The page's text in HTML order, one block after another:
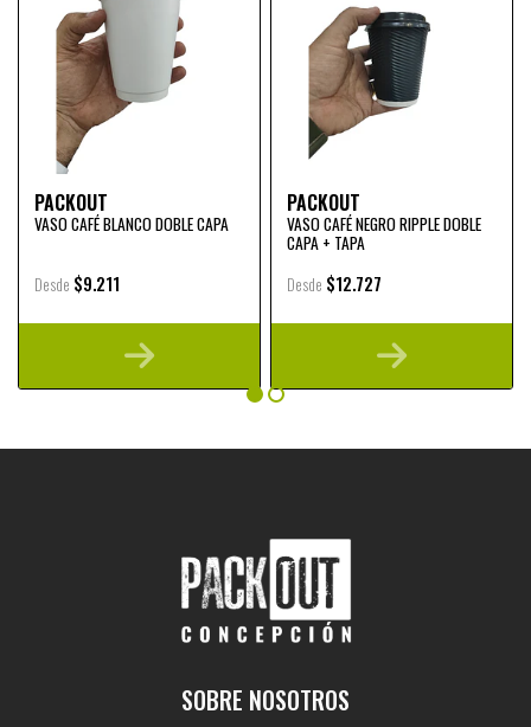
PACKOUT
VASO CAFÉ BLANCO DOBLE CAPA
Desde $9.211
PACKOUT
VASO CAFÉ NEGRO RIPPLE DOBLE
CAPA + TAPA
Desde $12.727
SOBRE NOSOTROS